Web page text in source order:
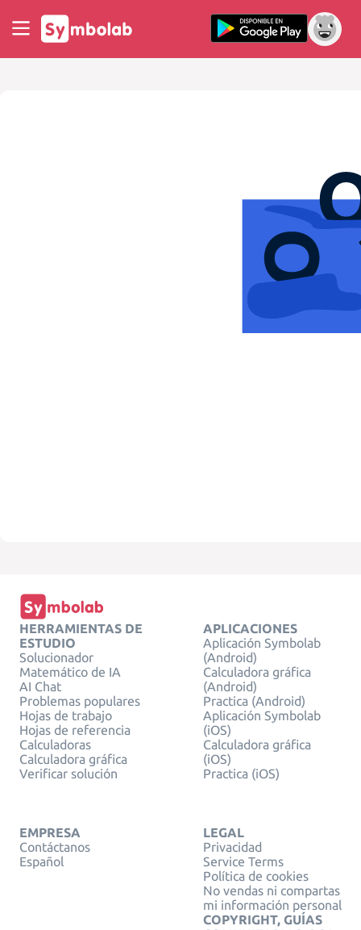
HERRAMIENTAS DE
ESTUDIO
Solucionador
Matemático de IA
AI Chat
Problemas populares
Hojas de trabajo
Hojas de referencia
Calculadoras
Calculadora gráfica
Verificar solución
APLICACIONES
Aplicación Symbolab
(Android)
Calculadora gráfica
(Android)
Practica (Android)
Aplicación Symbolab
(iOS)
Calculadora gráfica
(iOS)
Practica (iOS)
EMPRESA
Contáctanos
Español
LEGAL
Privacidad
Service Terms
Política de cookies
No vendas ni compartas
mi información personal
COPYRIGHT, GUÍAS